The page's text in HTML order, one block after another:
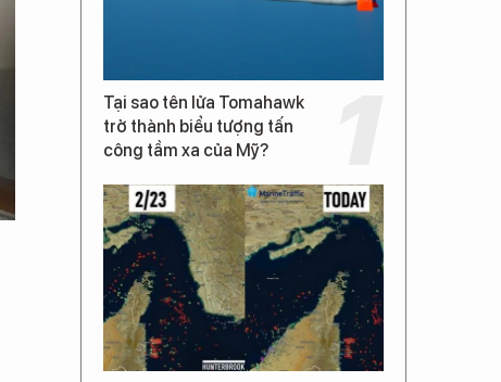
Tại sao tên lửa Tomahawk
trở thành biểu tượng tấn
công tầm xa của Mỹ?